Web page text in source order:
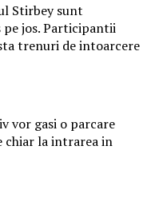
Stirbey sunt
pe jos. Participantii
trenuri de intoarcere
vor gasi o parcare
chiar la intrarea in